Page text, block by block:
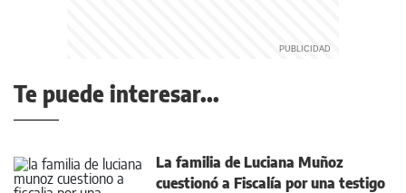
Te puede interesar...
La familia de Luciana Muñoz
cuestionó a Fiscalía por una testigo